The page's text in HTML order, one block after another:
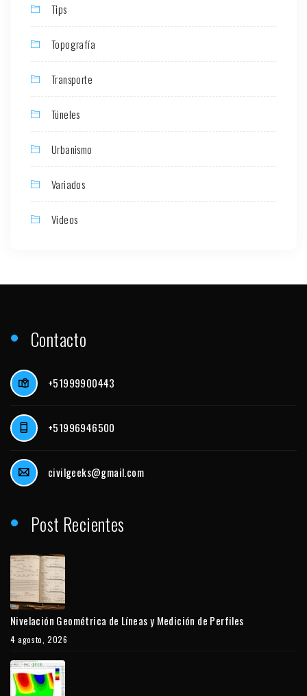
Tips
Topografía
Transporte
Túneles
Urbanismo
Variados
Videos
Contacto
+51999900443
+51996946500
civilgeeks@gmail.com
Post Recientes
Nivelación Geométrica de Líneas y Medición de Perfiles
4 agosto, 2026